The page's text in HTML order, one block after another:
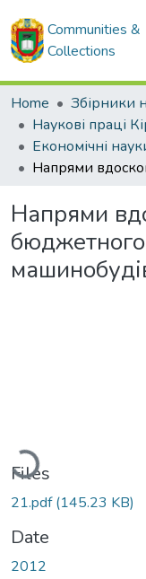
Communities &
Collections
Home
Напрями
Files
21.pdf(145.23 KB)
Date
2012